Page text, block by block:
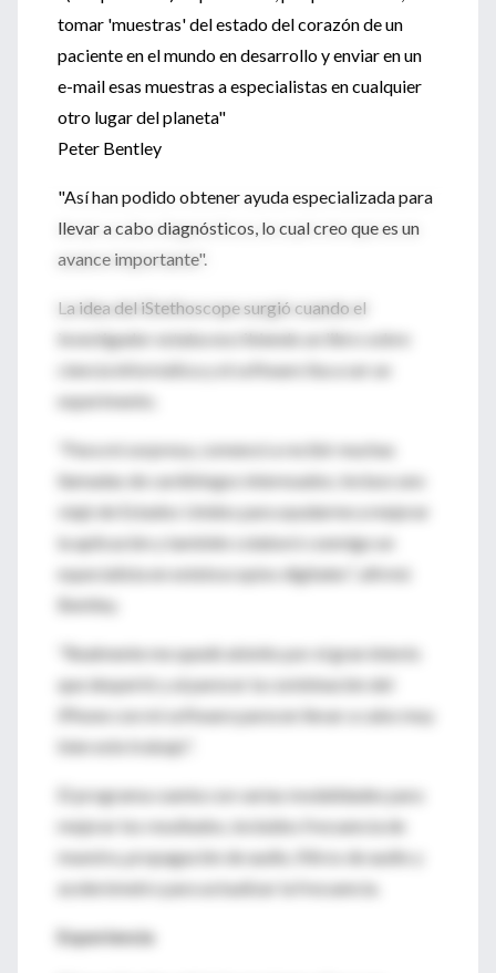
tomar 'muestras' del estado del corazón de un
paciente en el mundo en desarrollo y enviar en un
e-mail esas muestras a especialistas en cualquier
otro lugar del planeta"
Peter Bentley
"Así han podido obtener ayuda especializada para
llevar a cabo diagnósticos, lo cual creo que es un
avance importante".
La idea del iStethoscope surgió cuando el
investigador estaba escribiendo un libro sobre
ciencia informática y el software iba a ser un
experimento.
"Para mi sorpresa, comencé a recibir muchas
llamadas de cardiólogos interesados; incluso uno
viajó de Estados Unidos para ayudarme a mejorar
la aplicación y también colaboró conmigo un
especialista en estetoscopios digitales", afirmó
Bentley.
"Realmente me quedé atónito por el gran interés
que despertó y al parecer la combinación del
iPhone con mi software parecen llevar a cabo muy
bien este trabajo".
El programa cuenta con varias modalidades para
mejorar los resultados, incluidos frecuencia de
muestra, propagación de audio, filtros de audio y
acelerómetro para actualizar la frecuencia.
Experiencia